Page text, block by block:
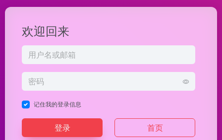
欢迎回来
记住我的登录信息
登录 首页